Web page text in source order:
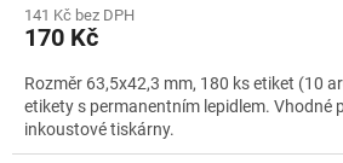
141 Kč bez DPH
170 Kč
Rozměr 63,5x42,3 mm, 180 ks etiket (10
etikety s permanentním lepidlem. Vhodné
inkoustové tiskárny.